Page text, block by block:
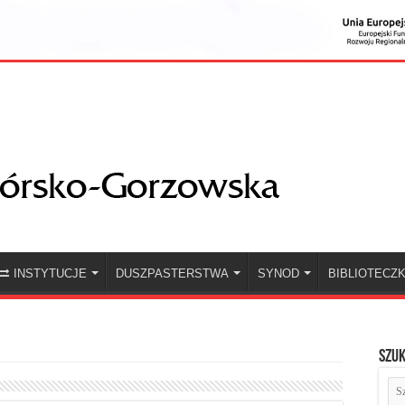
INSTYTUCJE DUSZPASTERSTWA SYNOD